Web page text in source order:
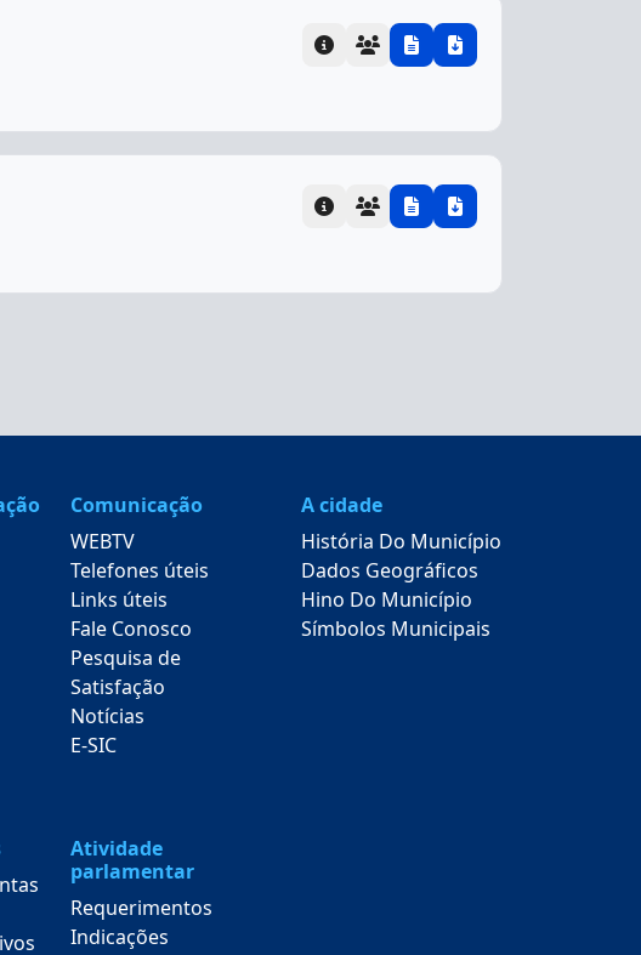
Comunicação
WEBTV
Telefones úteis
Links úteis
Fale Conosco
Pesquisa de
Satisfação
Notícias
E-SIC
A cidade
História Do Município
Dados Geográficos
Hino Do Município
Símbolos Municipais
Atividade
parlamentar
Requerimentos
Indicações